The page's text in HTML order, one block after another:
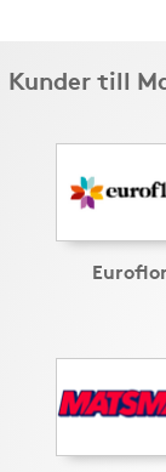
Kunder till